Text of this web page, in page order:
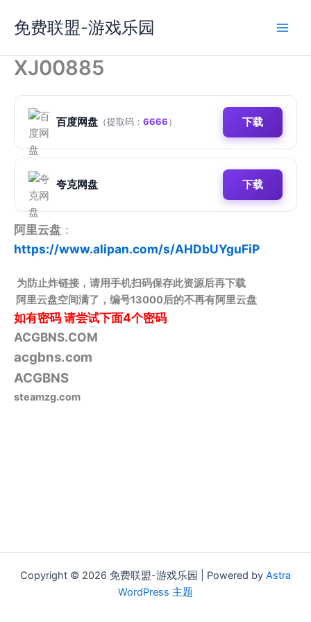
容
免费联盟-游戏乐园
XJ00885
百度网盘 （提取码： 6666） 下载
夸克网盘 下载
阿里云盘 ：
https://www.alipan.com/s/AHDbUYguFiP
为防止炸链接，请用手机扫码保存此资源后再下载
阿里云盘空间满了，编号13000后的不再有阿里云盘
如有密码请尝试下面4个密码
ACGBNS.COM
acgbns.com
ACGBNS
steamzg.com
Copyright © 2026 免费联盟-游戏乐园 | Powered by Astra
WordPress 主题